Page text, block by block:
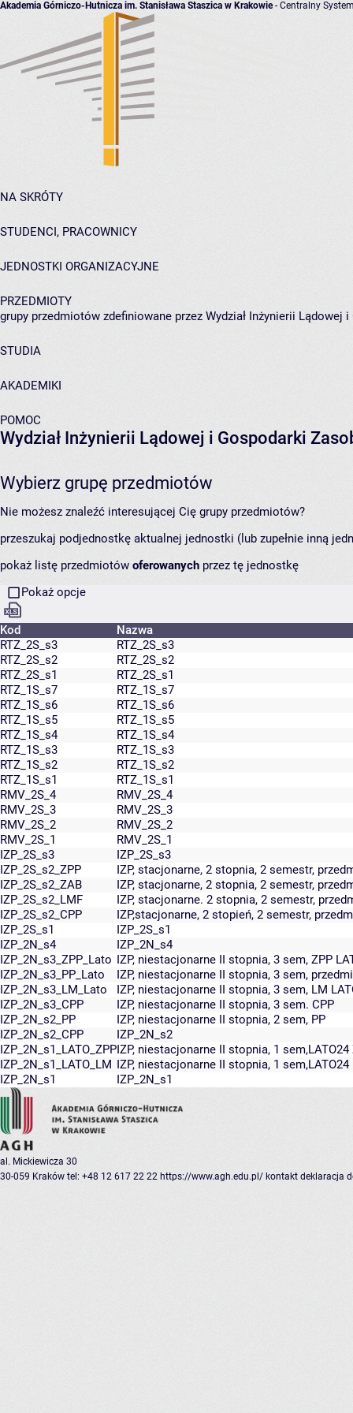
Akademia Górniczo-Hutnicza im. Stanisława Staszica w Krakowie- Centralny
NA SKRÓTY
STUDENCI, PRACOWNICY
JEDNOSTKI ORGANIZACYJNE
PRZEDMIOTY
grupy przedmiotów zdefiniowane przez Wydział Inżynierii Lądowej
STUDIA
AKADEMIKI
POMOC
Wydział Inżynierii Lądowej i Gospodarki
Wybierz grupę przedmiotów
Nie możesz znaleźć interesującej Cię grupy przedmiotów?
przeszukaj podjednostkę aktualnej jednostki (lub zupełnie inną
pokaż listę przedmiotów oferowanych przez tę jednostkę
Pokaż opcje
Kod
Nazwa
RTZ_2S_s3
RTZ_2S_s3
RTZ_2S_s2
RTZ_2S_s2
RTZ_2S_s1
RTZ_2S_s1
RTZ_1S_s7
RTZ_1S_s7
RTZ_1S_s6
RTZ_1S_s6
RTZ_1S_s5
RTZ_1S_s5
RTZ_1S_s4
RTZ_1S_s4
RTZ_1S_s3
RTZ_1S_s3
RTZ_1S_s2
RTZ_1S_s2
RTZ_1S_s1
RTZ_1S_s1
RMV_2S_4
RMV_2S_4
RMV_2S_3
RMV_2S_3
RMV_2S_2
RMV_2S_2
RMV_2S_1
RMV_2S_1
IZP_2S_s3
IZP_2S_s3
IZP_2S_s2_ZPP
IZP, stacjonarne, 2 stopnia, 2 semestr,
IZP_2S_s2_ZAB
IZP, stacjonarne, 2 stopnia, 2 semestr,
IZP_2S_s2_LMF
IZP, stacjonarne. 2 stopnia, 2 semestr,
IZP_2S_s2_CPP
IZP,stacjonarne, 2 stopień, 2 semestr,
IZP_2S_s1
IZP_2S_s1
IZP_2N_s4
IZP_2N_s4
IZP_2N_s3_ZPP_Lato IZP, niestacjonarne II stopnia, 3 sem, ZPP
IZP_2N_s3_PP_Lato
IZP, niestacjonarne II stopnia, 3 sem,
IZP_2N_s3_LM_Lato
IZP, niestacjonarne II stopnia, 3 sem, LM
IZP_2N_s3_CPP
IZP, niestacjonarne II stopnia, 3 sem. CPP
IZP_2N_s2_PP
IZP, niestacjonarne II stopnia, 2 sem, PP
IZP_2N_s2_CPP
IZP_2N_s2
IZP_2N_s1_LATO_ZPPIZP, niestacjonarne II stopnia, 1 sem,LATO24
IZP_2N_s1_LATO_LM IZP, niestacjonarne II stopnia, 1 sem,LATO24
IZP_2N_s1
IZP_2N_s1
al. Mickiewicza 30
30-059 Kraków tel: +48 12 617 22 22 https://www.agh.edu.pl/ kontakt deklaracja